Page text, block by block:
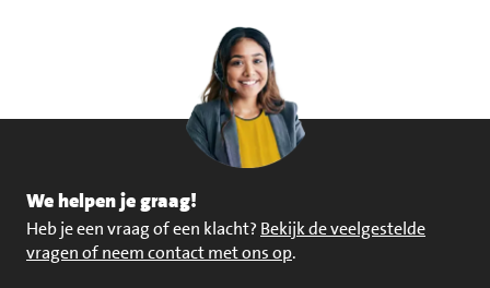
We helpen je graag!
Heb je een vraag of een klacht? Bekijk de veelgestelde
vragen of neem contact met ons op.